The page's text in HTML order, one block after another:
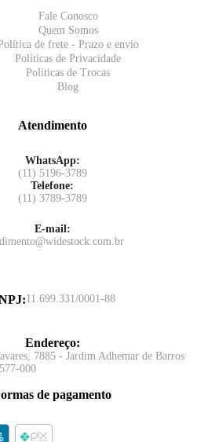
Fale Conosco
Quem Somos
de frete - Prazo e envio
Políticas de Privacidade
Políticas de Trocas
Blog
Atendimento
WhatsApp:
(11) 5196-3789
Telefone:
(11) 3789-3789
E-mail:
:11.699.331/0001-88
Endereço:
7885 - Jardim Adhemar de Barros
000
de pagamento